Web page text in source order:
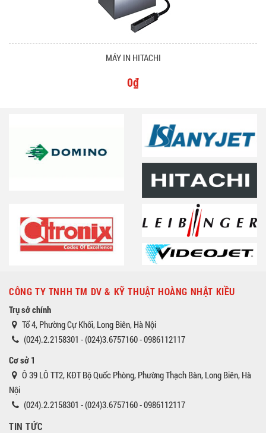
MÁY IN HITACHI
0₫
CÔNG TY TNHH TM DV & KỸ THUẬT HOÀNG NHẬT KIỀU
Trụ sở chính
Tổ 4, Phường Cự Khối, Long Biên, Hà Nội
(024).2.2158301 - (024)3.6757160 - 0986112117
Cơ sở 1
Ô 39 LÔ TT2, KĐT Bộ Quốc Phòng, Phường Thạch Bàn, Long Biên, Hà
Nội
(024).2.2158301 - (024)3.6757160 - 0986112117
TIN TỨC